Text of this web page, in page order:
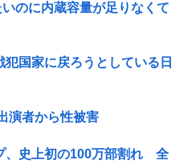
のに内蔵容量が足りなくて
国家に戻ろうとしている日
演者から性被害
、史上初の100万部割れ 全